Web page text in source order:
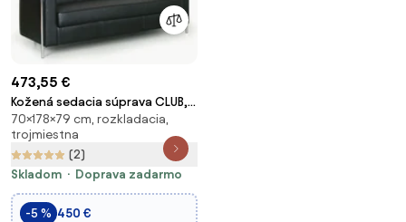
473,55 €
Kožená sedacia súprava CLUB,
trojmiestna, čierna
70×178×79 cm, rozkladacia,
trojmiestna
(2)
Skladom
Doprava zadarmo
-5 % 450 €